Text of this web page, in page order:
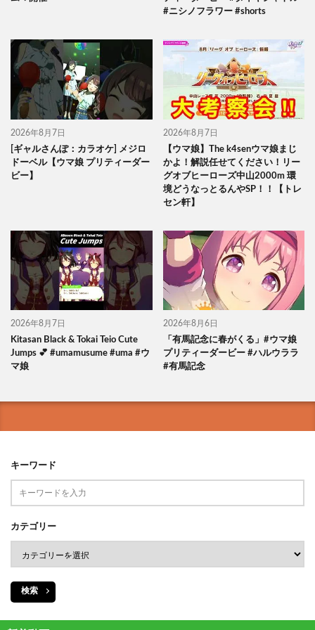
#ニシノフラワー #shorts
2026年8月7日
[ギャルさんぽ：カラオケ] メジロ
ドーベル【ウマ娘 プリティーダー
ビー】
2026年8月7日
【ウマ娘】The k4senウマ娘まじ
かよ！解説任せてください！リー
グオブヒーローズ中山2000m 環
境どうなっとるんやSP！！【トレ
セン軒】
2026年8月7日
Kitasan Black & Tokai Teio Cute
Jumps 💕 #umamusume #uma #ウ
マ娘
2026年8月6日
「有馬記念に春がくる」#ウマ娘
プリティーダービー #ハルウララ
#有馬記念
キーワード
カテゴリー
検索